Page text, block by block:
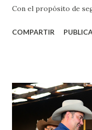
Con el propósito de
municipal, Leo
Corazón Urbano y el
informó que en este
metros cuadrados de
COMPARTIR